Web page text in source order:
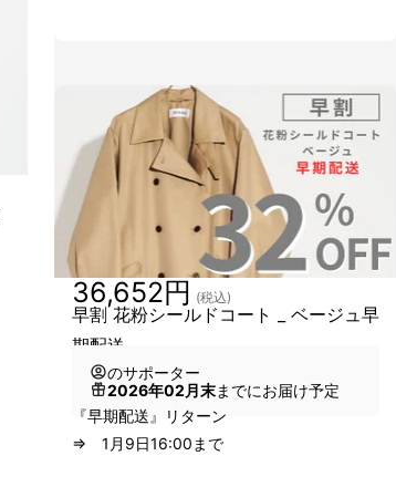
早割 花粉シールドコート _ ベージュ早
期配送
36,652円 (税込)
のサポーター
2026年02月末までにお届け予定
『早期配送』リターン
⇒ 1月9日16:00まで